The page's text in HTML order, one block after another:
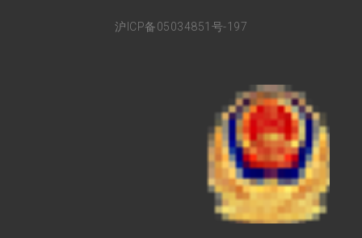
沪ICP备05034851号-197